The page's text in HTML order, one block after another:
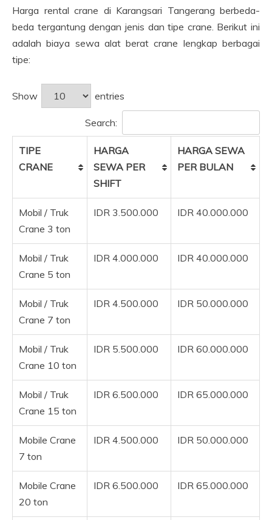
Harga rental crane di Karangsari Tangerang berbeda-
beda tergantung dengan jenis dan tipe crane. Berikut ini
adalah biaya sewa alat berat crane lengkap berbagai
tipe:
Show entries
Search:
TIPE
CRANE
HARGA
SEWA PER
SHIFT
HARGA SEWA
PER BULAN
Mobil / Truk
Crane 3 ton
IDR 3.500.000 IDR 40.000.000
Mobil / Truk
Crane 5 ton
IDR 4.000.000 IDR 40.000.000
Mobil / Truk
Crane 7 ton
IDR 4.500.000 IDR 50.000.000
Mobil / Truk
Crane 10 ton
IDR 5.500.000 IDR 60.000.000
Mobil / Truk
Crane 15 ton
IDR 6.500.000 IDR 65.000.000
Mobile Crane
7 ton
IDR 4.500.000 IDR 50.000.000
Mobile Crane
20 ton
IDR 6.500.000 IDR 65.000.000